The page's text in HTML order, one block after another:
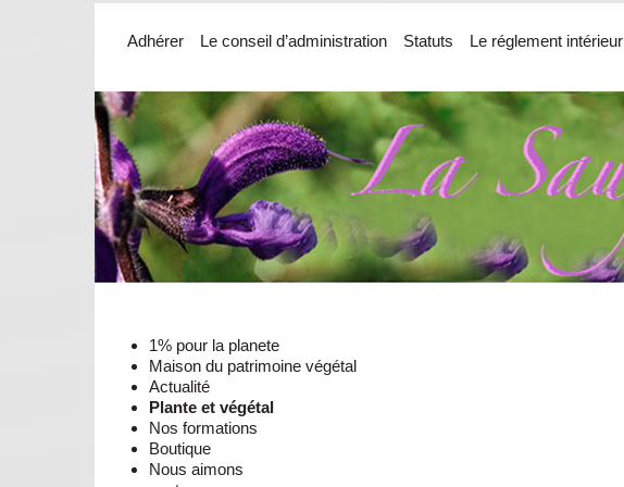
Adhérer Le conseil d’administration Statuts Le réglement intérieur
1% pour la planete
Maison du patrimoine végétal
Actualité
Plante et végétal
Nos formations
Boutique
Nous aimons